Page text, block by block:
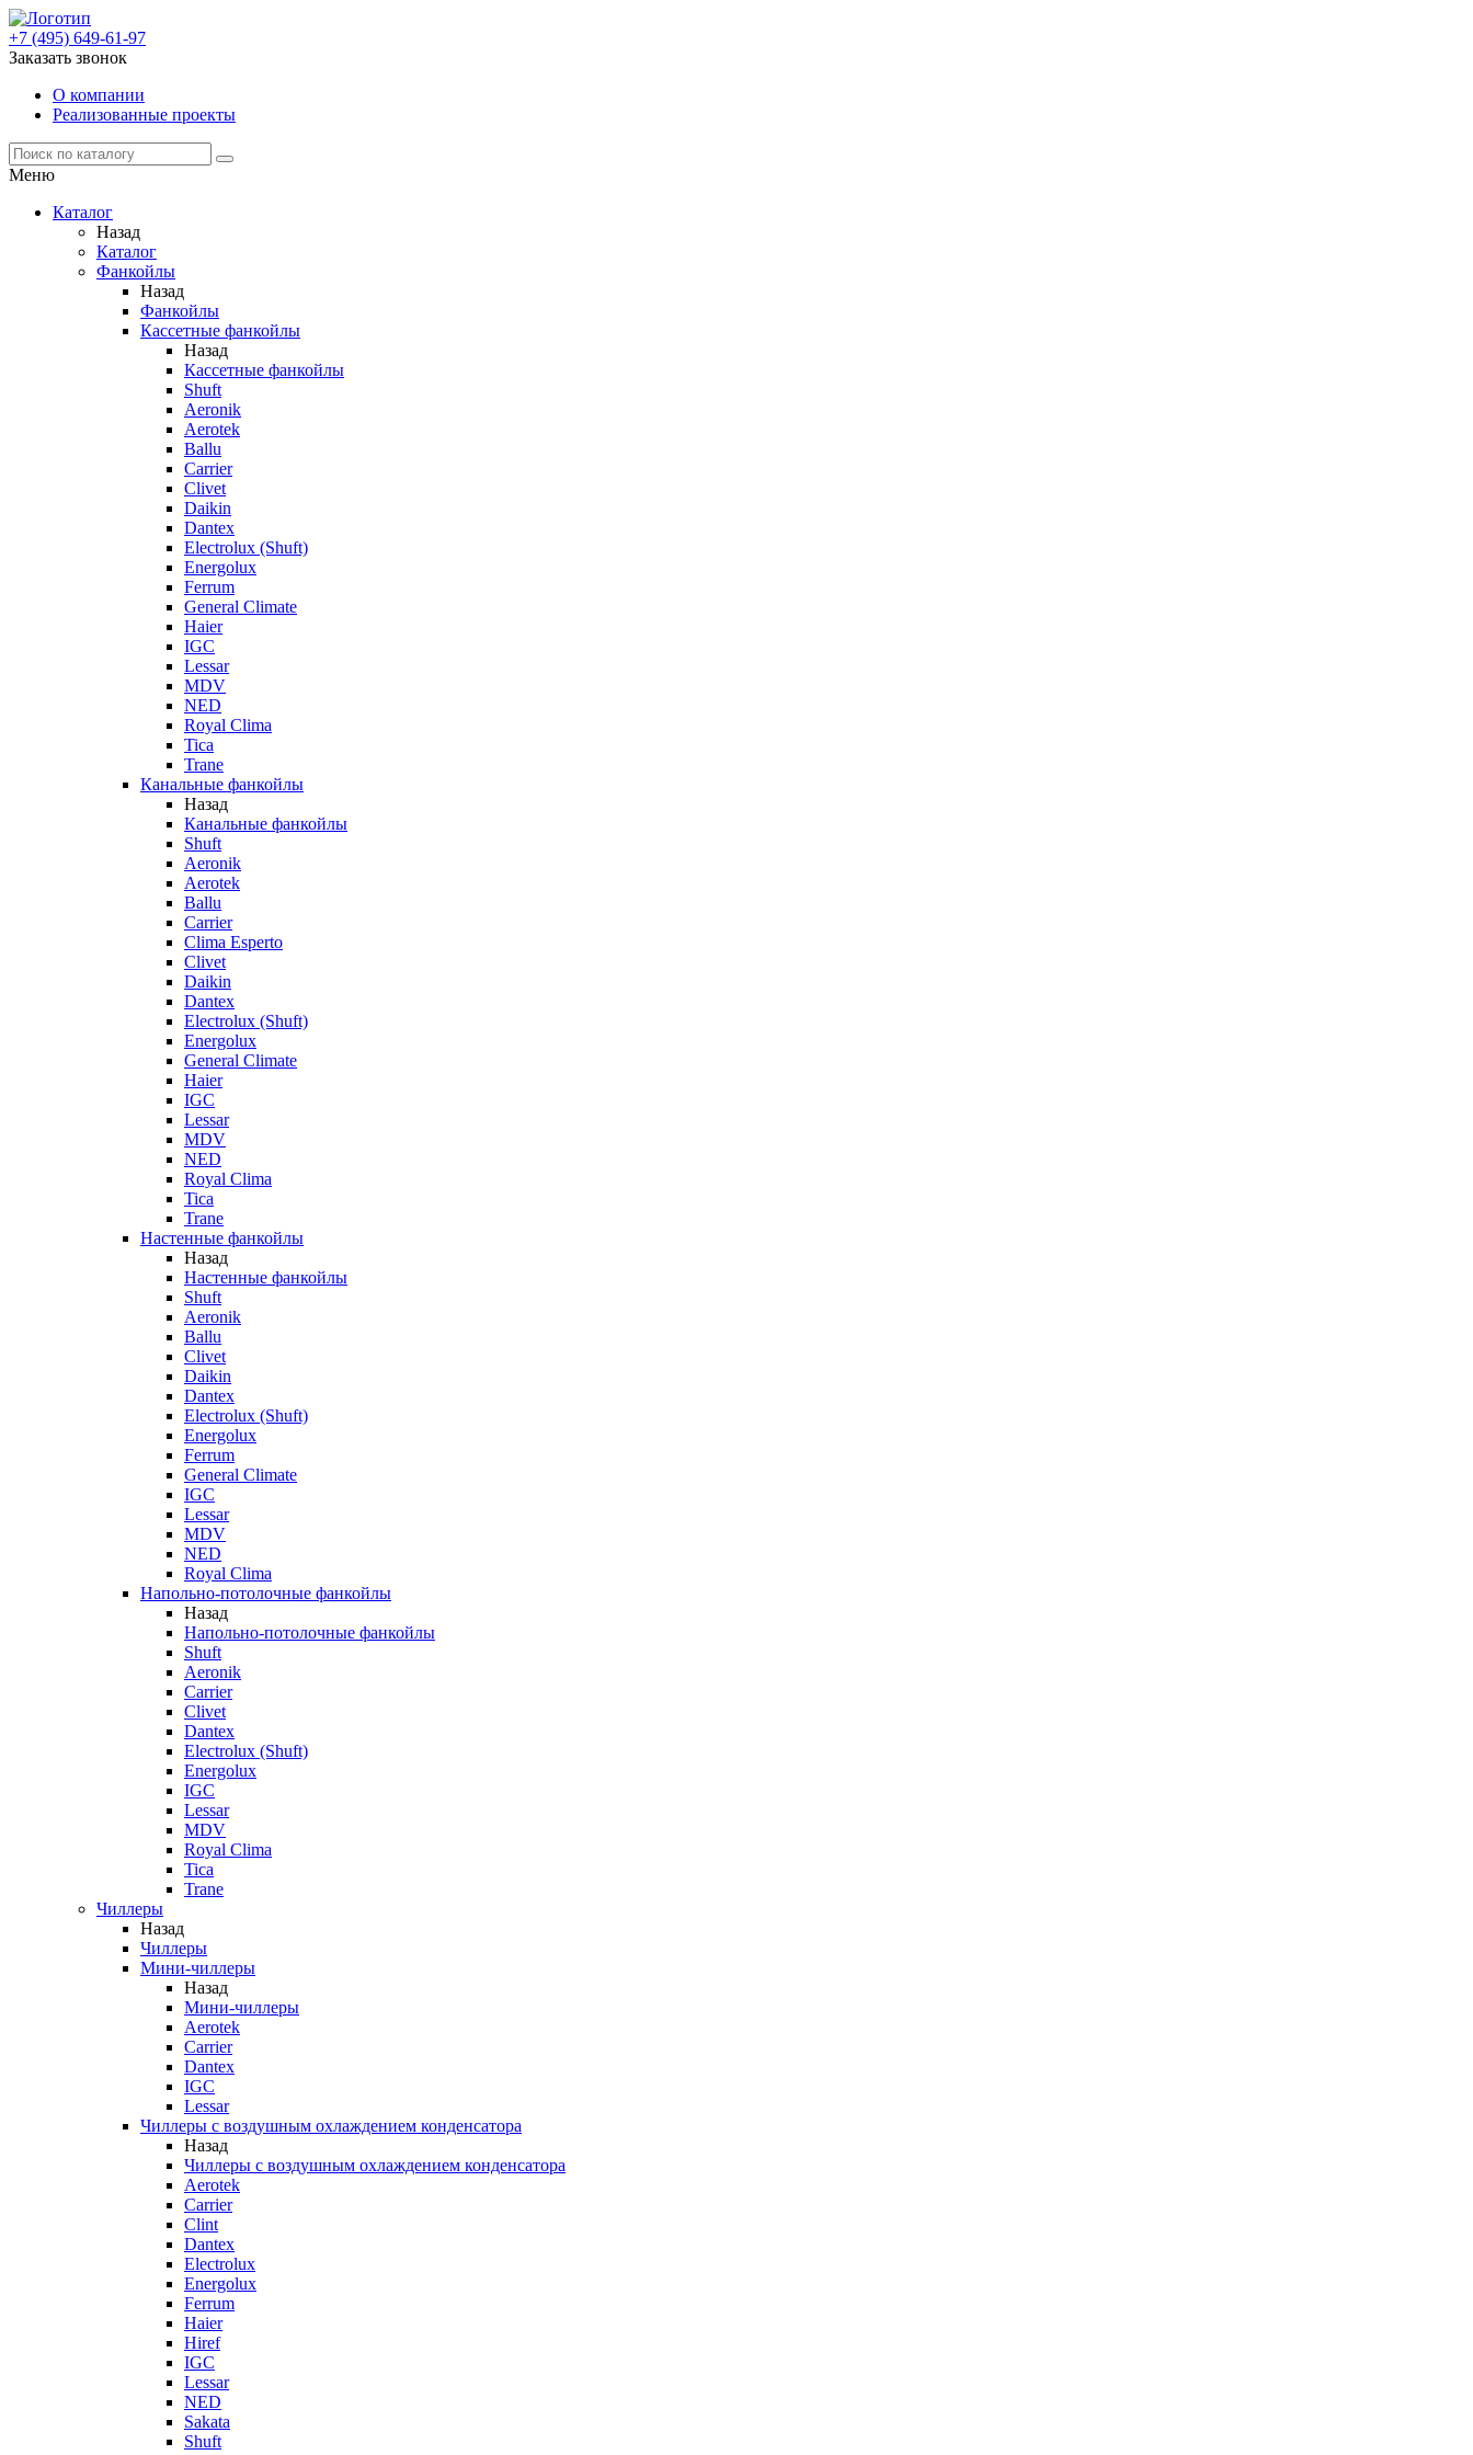
+7 (495) 649-61-97
Заказать звонок
О компании
Реализованные проекты
Меню
Каталог
Назад
Каталог
Фанкойлы
Назад
Фанкойлы
Кассетные фанкойлы
Назад
Кассетные фанкойлы
Shuft
Aeronik
Aerotek
Ballu
Carrier
Clivet
Daikin
Dantex
Electrolux (Shuft)
Energolux
Ferrum
General Climate
Haier
IGC
Lessar
MDV
NED
Royal Clima
Tica
Trane
Канальные фанкойлы
Назад
Канальные фанкойлы
Shuft
Aeronik
Aerotek
Ballu
Carrier
Clima Esperto
Clivet
Daikin
Dantex
Electrolux (Shuft)
Energolux
General Climate
Haier
IGC
Lessar
MDV
NED
Royal Clima
Tica
Trane
Настенные фанкойлы
Назад
Настенные фанкойлы
Shuft
Aeronik
Ballu
Clivet
Daikin
Dantex
Electrolux (Shuft)
Energolux
Ferrum
General Climate
IGC
Lessar
MDV
NED
Royal Clima
Напольно-потолочные фанкойлы
Назад
Напольно-потолочные фанкойлы
Shuft
Aeronik
Carrier
Clivet
Dantex
Electrolux (Shuft)
Energolux
IGC
Lessar
MDV
Royal Clima
Tica
Trane
Чиллеры
Назад
Чиллеры
Мини-чиллеры
Назад
Мини-чиллеры
Aerotek
Carrier
Dantex
IGC
Lessar
Чиллеры с воздушным охлаждением конденсатора
Назад
Чиллеры с воздушным охлаждением конденсатора
Aerotek
Carrier
Clint
Dantex
Electrolux
Energolux
Ferrum
Haier
Hiref
IGC
Lessar
NED
Sakata
Shuft